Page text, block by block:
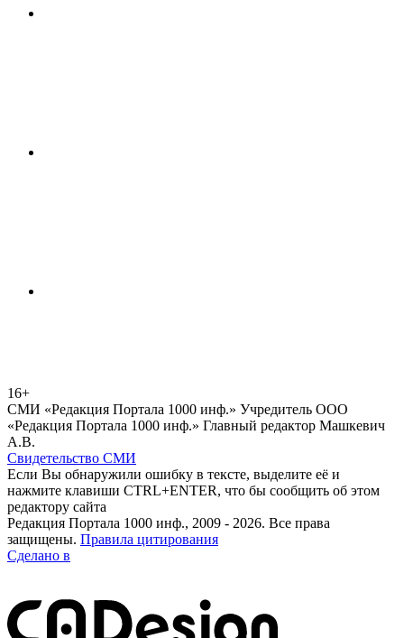
16+
СМИ «Редакция Портала 1000 инф.» Учредитель ООО
«Редакция Портала 1000 инф.» Главный редактор Машкевич
А.В.
Свидетельство СМИ
Если Вы обнаружили ошибку в тексте, выделите её и
нажмите клавиши CTRL+ENTER, что бы сообщить об этом
редактору сайта
Редакция Портала 1000 инф., 2009 - 2026. Все права
защищены. Правила цитирования
Сделано в